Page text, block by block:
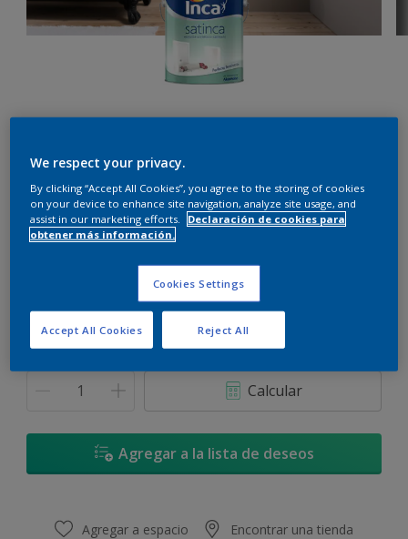
Polvo de Diamantes - 10RB 73/024
Cambiar de color
900 ML
Calcular
Agregar a la lista de deseos
Agregar a espacio Encontrar una tienda
We respect your privacy.
By clicking “Accept All Cookies”, you agree to the storing of cookies
on your device to enhance site navigation, analyze site usage, and
assist in our marketing efforts.
Declaración de cookies para
obtener más información.
Cookies Settings
Reject All
Accept All Cookies